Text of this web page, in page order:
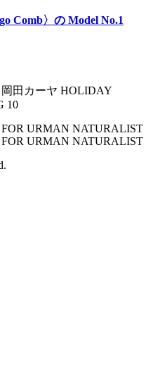
Comb〉の Model No.1
岡田カーヤ HOLIDAY
10